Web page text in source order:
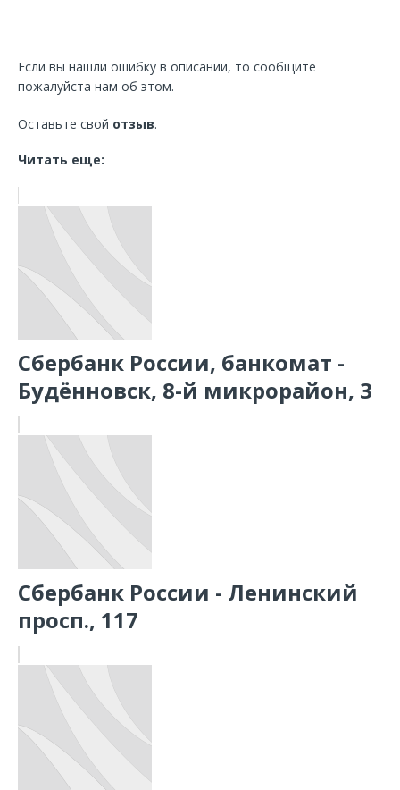
Если вы нашли ошибку в описании, то сообщите
пожалуйста нам об этом.
Оставьте свой отзыв.
Читать еще:
Сбербанк России, банкомат -
Будённовск, 8-й микрорайон, 3
Сбербанк России - Ленинский
просп., 117